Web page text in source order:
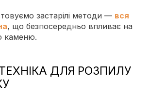
застарілі методи — вся
, що безпосередньо впливає на
каменю.
ДЛЯ РОЗПИЛУ